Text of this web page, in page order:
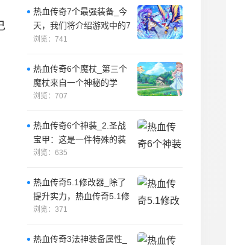
热血传奇7个最强装备_今
天，我们将介绍游戏中的7
个最强装备。
浏览：741
热血传奇6个魔杖_第三个
魔杖来自一个神秘的学
者，它拥有智慧和知识，
浏览：707
热血传奇6个神装_2.圣战
宝甲：这是一件特殊的装
备，可以为穿戴者提供强
浏览：635
热血传奇5.1修改器_除了
提升实力，热血传奇5.1修
改器还可以让玩家在游戏
浏览：371
热血传奇3法神装备属性_